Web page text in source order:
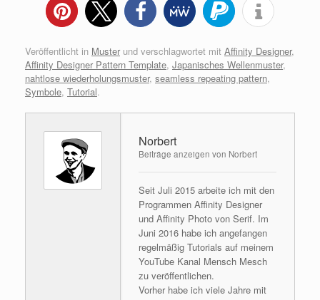
Veröffentlicht in Muster und verschlagwortet mit Affinity Designer,
Affinity Designer Pattern Template, Japanisches Wellenmuster,
nahtlose wiederholungsmuster, seamless repeating pattern,
Symbole, Tutorial.
Norbert
Beiträge anzeigen von Norbert
Seit Juli 2015 arbeite ich mit den
Programmen Affinity Designer
und Affinity Photo von Serif. Im
Juni 2016 habe ich angefangen
regelmäßig Tutorials auf meinem
YouTube Kanal Mensch Mesch
zu veröffentlichen.
Vorher habe ich viele Jahre mit